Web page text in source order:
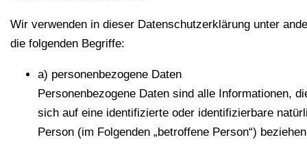
Wir verwenden in dieser Datenschutzerklärung unter
die folgenden Begriffe:
a) personenbezogene Daten
Personenbezogene Daten sind alle Informationen,
sich auf eine identifizierte oder identifizierbare
Person (im Folgenden „betroffene Person“)